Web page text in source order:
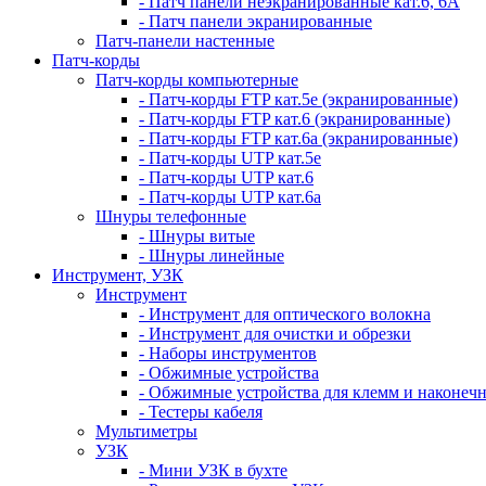
- Патч панели экранированные
Патч-панели настенные
Патч-корды
Патч-корды компьютерные
- Патч-корды FTP кат.5е (экранированные)
- Патч-корды FTP кат.6 (экранированные)
- Патч-корды FTP кат.6а (экранированные)
- Патч-корды UTP кат.5е
- Патч-корды UTP кат.6
- Патч-корды UTP кат.6а
Шнуры телефонные
- Шнуры витые
- Шнуры линейные
Инструмент, УЗК
Инструмент
- Инструмент для оптического волокна
- Инструмент для очистки и обрезки
- Наборы инструментов
- Обжимные устройства
- Обжимные устройства для клемм и
- Тестеры кабеля
Мультиметры
УЗК
- Мини УЗК в бухте